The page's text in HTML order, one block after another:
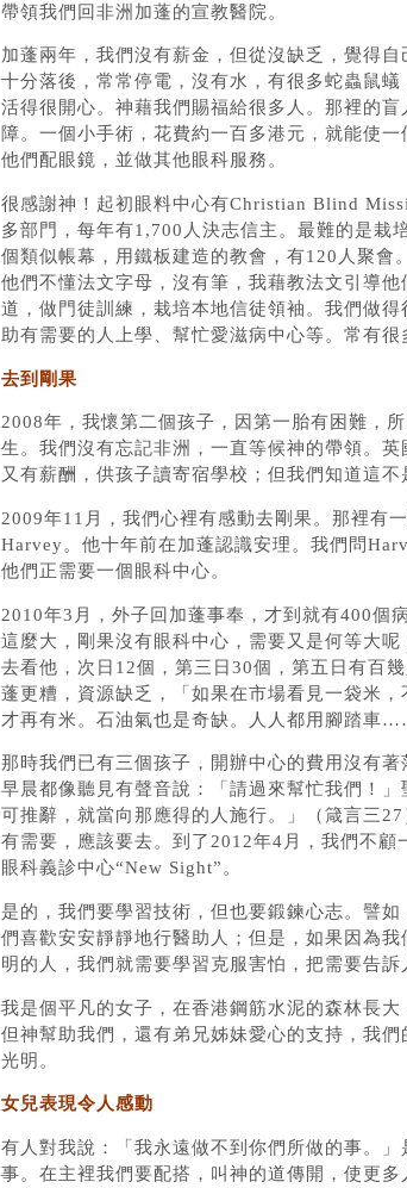
帶領我們回非洲加蓬的宣教醫院。
加蓬兩年，我們沒有薪金，但從沒缺乏，覺得
十分落後，常常停電，沒有水，有很多蛇蟲鼠
活得很開心。神藉我們賜福給很多人。那裡的
障。一個小手術，花費約一百多港元，就能使
他們配眼鏡，並做其他眼科服務。
很感謝神！起初眼料中心有Christian Blind
多部門，每年有1,700人決志信主。最難的是栽
個類似帳幕，用鐵板建造的教會，有120人聚會
他們不懂法文字母，沒有筆，我藉教法文引導
道，做門徒訓練，栽培本地信徒領袖。我們做
助有需要的人上學、幫忙愛滋病中心等。常有很
去到剛果
2008年，我懷第二個孩子，因第一胎有困難，
生。我們沒有忘記非洲，一直等候神的帶領。
又有薪酬，供孩子讀寄宿學校；但我們知道這不
2009年11月，我們心裡有感動去剛果。那裡有
Harvey。他十年前在加蓬認識安理。我們問
他們正需要一個眼科中心。
2010年3月，外子回加蓬事奉，才到就有400個
這麼大，剛果沒有眼科中心，需要又是何等大
去看他，次日12個，第三日30個，第五日有百
蓬更糟，資源缺乏，「如果在市場看見一袋米
才再有米。石油氣也是奇缺。人人都用腳踏車
那時我們已有三個孩子，開辦中心的費用沒有
早晨都像聽見有聲音說：「請過來幫忙我們！
可推辭，就當向那應得的人施行。」（箴言三
有需要，應該要去。到了2012年4月，我們不顧
眼科義診中心“New Sight”。
是的，我們要學習技術，但也要鍛鍊心志。譬
們喜歡安安靜靜地行醫助人；但是，如果因為
明的人，我們就需要學習克服害怕，把需要告訴
我是個平凡的女子，在香港鋼筋水泥的森林長
但神幫助我們，還有弟兄姊妹愛心的支持，我
光明。
女兒表現令人感動
有人對我說：「我永遠做不到你們所做的事。
事。在主裡我們要配搭，叫神的道傳開，使更多